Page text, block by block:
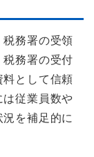
務署の受領
務署の受付
として信頼
従業員数や
を補足的に